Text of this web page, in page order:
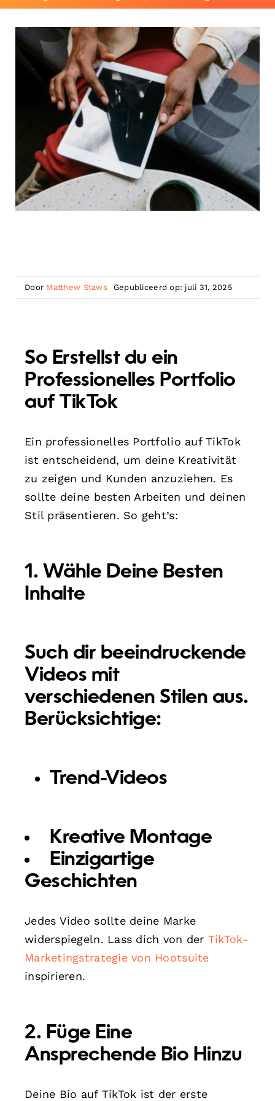
Door Matthew Staws Gepubliceerd op: juli 31, 2025
So Erstellst du ein
Professionelles Portfolio
auf TikTok
Ein professionelles Portfolio auf TikTok
ist entscheidend, um deine Kreativität
zu zeigen und Kunden anzuziehen. Es
sollte deine besten Arbeiten und deinen
Stil präsentieren. So geht’s:
1. Wähle Deine Besten
Inhalte
Such dir beeindruckende
Videos mit
verschiedenen Stilen aus.
Berücksichtige:
Trend-Videos
Kreative Montage
Einzigartige
Geschichten
Jedes Video sollte deine Marke
widerspiegeln. Lass dich von der TikTok-
Marketingstrategie von Hootsuite
inspirieren.
2. Füge Eine
Ansprechende Bio Hinzu
Deine Bio auf TikTok ist der erste